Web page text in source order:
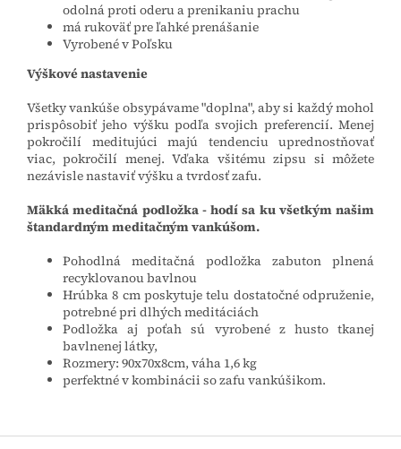
odolná proti oderu a prenikaniu prachu
má rukoväť pre ľahké prenášanie
Vyrobené v Poľsku
Výškové nastavenie
Všetky vankúše obsypávame "doplna", aby si každý mohol
prispôsobiť jeho výšku podľa svojich preferencií. Menej
pokročilí meditujúci majú tendenciu uprednostňovať
viac, pokročilí menej. Vďaka všitému zipsu si môžete
nezávisle nastaviť výšku a tvrdosť zafu.
Mäkká meditačná podložka - hodí sa ku všetkým našim
štandardným meditačným vankúšom.
Pohodlná meditačná podložka zabuton plnená
recyklovanou bavlnou
Hrúbka 8 cm poskytuje telu dostatočné odpruženie,
potrebné pri dlhých meditáciách
Podložka aj poťah sú vyrobené z husto tkanej
bavlnenej látky,
Rozmery: 90x70x8cm, váha 1,6 kg
perfektné v kombinácii so zafu vankúšikom.